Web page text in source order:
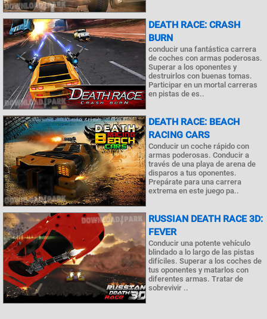
DEATH RACE: CRASH
BURN
conducir una fantástica carrera
de coches con armas poderosas.
Superar a los oponentes y
destruirlos con buenas tomas.
Participar en un mortal carreras
en pistas de es..
DEATH RACE: BEACH
RACING CARS
Conducir un coche rápido con
armas poderosas. Conducir a
través de una playa de arena de
disparos a tus oponentes.
Prepárate para una carrera
extrema en este juego pa..
RUSSIAN DEATH RACE 3D:
FEVER
Conducir una potente vehículo
blindado a lo largo de las pistas
difíciles. Superar a los coches de
tus oponentes y matarlos con
diferentes armas. Tratar de
sobrevivir ..